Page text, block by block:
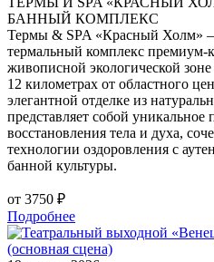
БАННЫЙ КОМПЛЕКС
Термы & SPA «Красный Холм»
термальный комплекс премиум-
живописной экологической
12 километрах от областного
элегантной отделке из
представляет собой уникальное
восстановления тела и духа,
технологии оздоровления с
банной культуры.
от 3750 ₽
Подробнее